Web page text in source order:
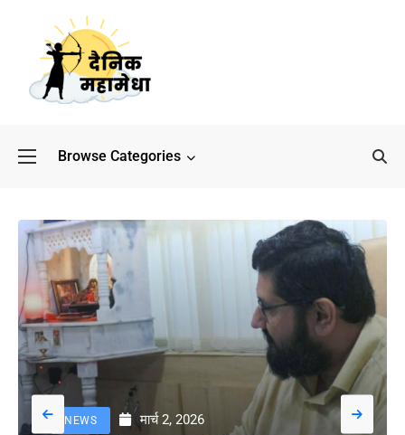
Browse Categories
NEWS मार्च 2, 2026